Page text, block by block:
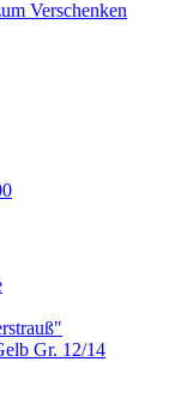
Verschenken
Gr. 12/14